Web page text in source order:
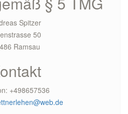
Spitzer
50
Ramsau
+498657536